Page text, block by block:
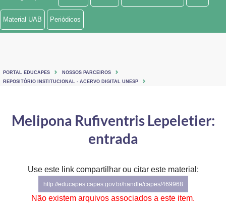
Ministério de Minas e Energia
Ministério do Turismo
Controladoria-Geral da União
Secretaria-Geral
Material UAB Periódicos
PORTAL EDUCAPES
NOSSOS PARCEIROS
REPOSITÓRIO INSTITUCIONAL - ACERVO DIGITAL UNESP
Melipona Rufiventris Lepeletier:
entrada
Use este link compartilhar ou citar este material:
http://educapes.capes.gov.br/handle/capes/469968
Não existem arquivos associados a este item.